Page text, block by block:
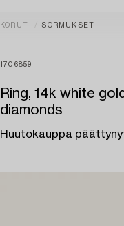
KORUT SORMUKSET
1706859
Ring, 14k white
diamonds
Huutokauppa